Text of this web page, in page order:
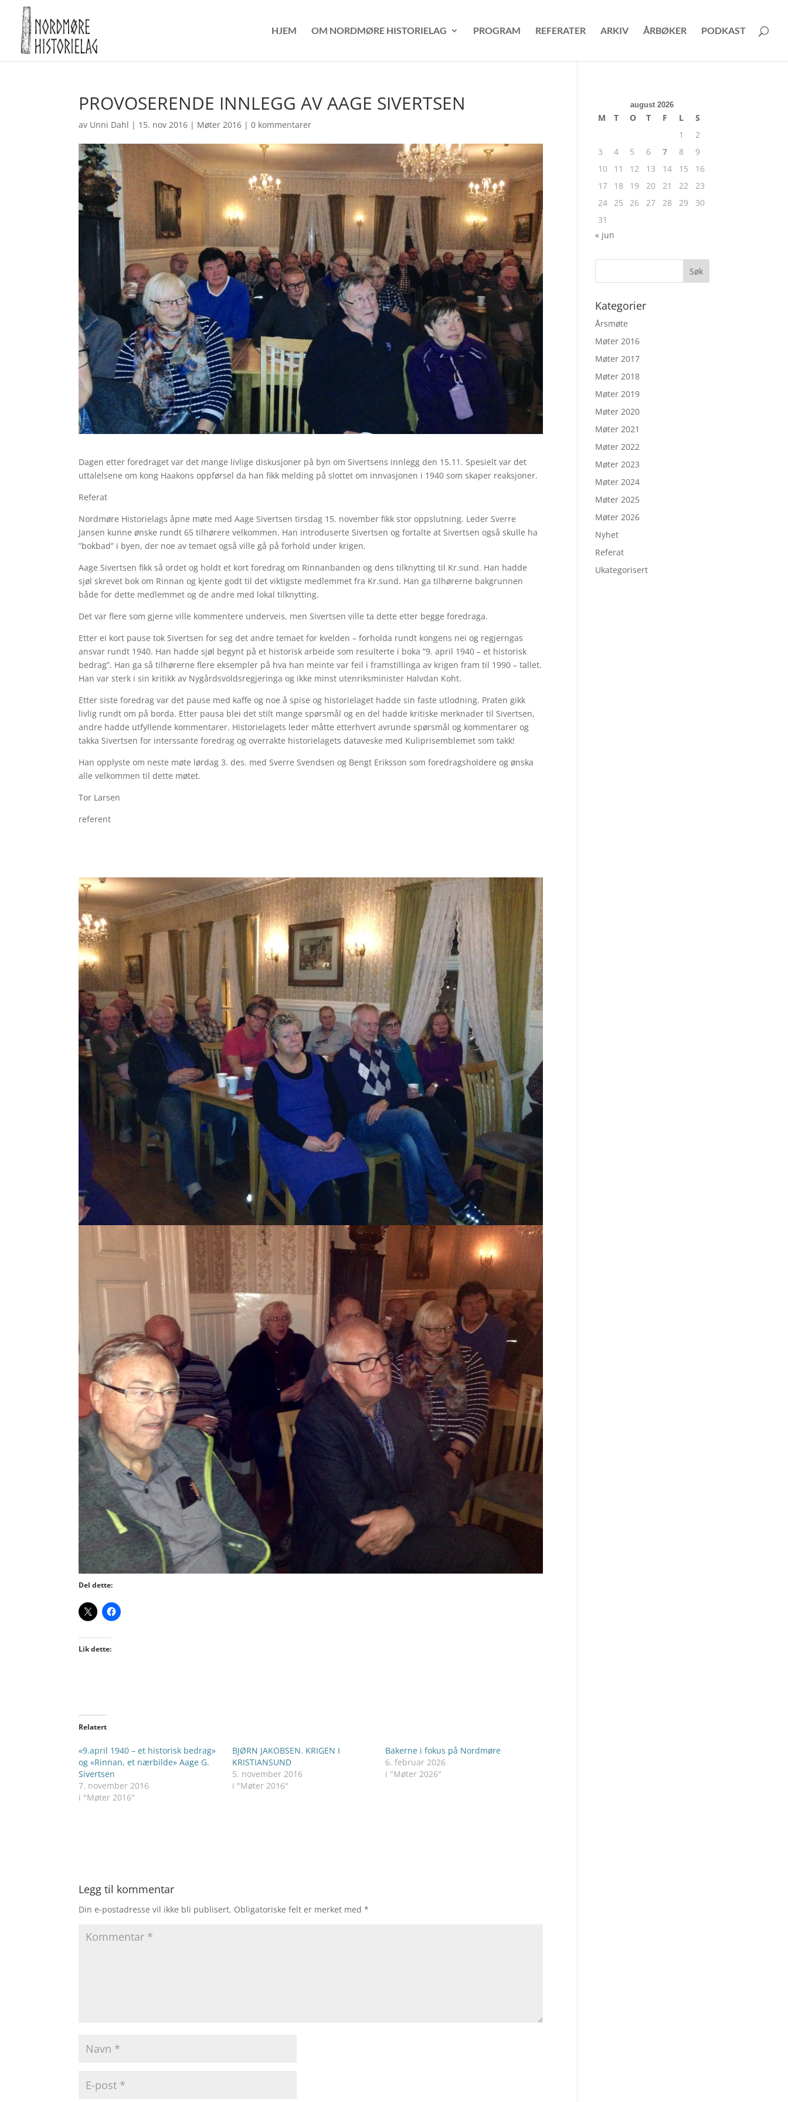
HJEM OM NORDMØRE HISTORIELAG PROGRAM REFERATER ARKIV ÅRBØKER PODKAST
PROVOSERENDE INNLEGG AV AAGE SIVERTSEN
av Unni Dahl | 15. nov 2016 | Møter 2016 |0 kommentarer
Dagen etter foredraget var det mange livlige diskusjoner på byn om Sivertsens innlegg den 15.11. Spesielt var det
uttalelsene om kong Haakons oppførsel da han fikk melding på slottet om innvasjonen i 1940 som skaper reaksjoner.
Referat
Nordmøre Historielags åpne møte med Aage Sivertsen tirsdag 15. november fikk stor oppslutning. Leder Sverre
Jansen kunne ønske rundt 65 tilhørere velkommen. Han introduserte Sivertsen og fortalte at Sivertsen også skulle ha
”bokbad” i byen, der noe av temaet også ville gå på forhold under krigen.
Aage Sivertsen fikk så ordet og holdt et kort foredrag om Rinnanbanden og dens tilknytting til Kr.sund. Han hadde
sjøl skrevet bok om Rinnan og kjente godt til det viktigste medlemmet fra Kr.sund. Han ga tilhørerne bakgrunnen
både for dette medlemmet og de andre med lokal tilknytting.
Det var flere som gjerne ville kommentere underveis, men Sivertsen ville ta dette etter begge foredraga.
Etter ei kort pause tok Sivertsen for seg det andre temaet for kvelden – forholda rundt kongens nei og regjerngas
ansvar rundt 1940. Han hadde sjøl begynt på et historisk arbeide som resulterte i boka ”9. april 1940 – et historisk
bedrag”. Han ga så tilhørerne flere eksempler på hva han meinte var feil i framstillinga av krigen fram til 1990 – tallet.
Han var sterk i sin kritikk av Nygårdsvoldsregjeringa og ikke minst utenriksminister Halvdan Koht.
Etter siste foredrag var det pause med kaffe og noe å spise og historielaget hadde sin faste utlodning. Praten gikk
livlig rundt om på borda. Etter pausa blei det stilt mange spørsmål og en del hadde kritiske merknader til Sivertsen,
andre hadde utfyllende kommentarer. Historielagets leder måtte etterhvert avrunde spørsmål og kommentarer og
takka Sivertsen for interssante foredrag og overrakte historielagets dataveske med Kuliprisemblemet som takk!
Han opplyste om neste møte lørdag 3. des. med Sverre Svendsen og Bengt Eriksson som foredragsholdere og ønska
alle velkommen til dette møtet.
Tor Larsen
referent
Del dette:
Lik dette:
Relatert
«9.april 1940 – et historisk bedrag»
og «Rinnan, et nærbilde» Aage G.
Sivertsen
7. november 2016
i "Møter 2016"
BJØRN JAKOBSEN. KRIGEN I
KRISTIANSUND
5. november 2016
i "Møter 2016"
Bakerne i fokus på Nordmøre
6. februar 2026
i "Møter 2026"
Legg til kommentar
Din e-postadresse vil ikke bli publisert. Obligatoriske felt er merket med*
august 2026
M T O T F L
S
1
2
3
4 5 6 7 8
9
10
11 12 13 14 15
16
17
18 19 20 21 22
23
24 25 26 27 28 29
30
31
« jun
Kategorier
Årsmøte
Møter 2016
Møter 2017
Møter 2018
Møter 2019
Møter 2020
Møter 2021
Møter 2022
Møter 2023
Møter 2024
Møter 2025
Møter 2026
Nyhet
Referat
Ukategorisert